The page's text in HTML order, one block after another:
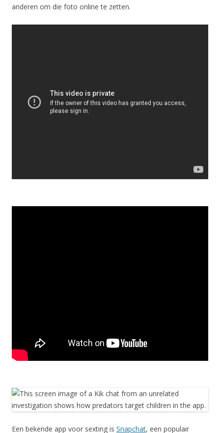
anderen om die foto online te zetten.
Een bekende app voor sexting is Snapchat, een populair